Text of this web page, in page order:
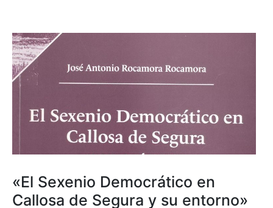
«El Sexenio Democrático en
Callosa de Segura y su entorno»